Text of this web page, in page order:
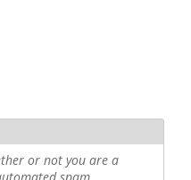
or not you are a
spam